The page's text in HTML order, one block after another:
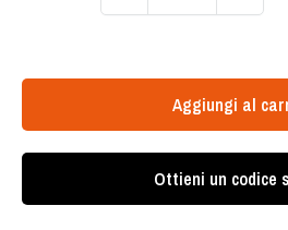
Aggiungi al
Ottieni un codice